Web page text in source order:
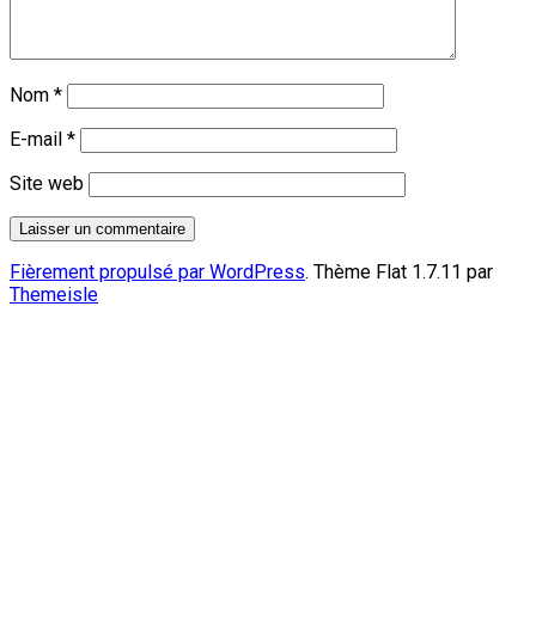
Nom *
E-mail *
Site web
Fièrement propulsé par WordPress. Thème Flat 1.7.11 par
Themeisle